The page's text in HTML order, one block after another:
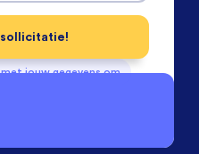
jouw gegevens om